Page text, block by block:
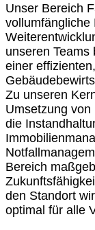
Unser Bereich
vollumfängliche
unseren Teams
einer
Zu unseren
Umsetzung
die
Bereich
den Standort
optimal für alle